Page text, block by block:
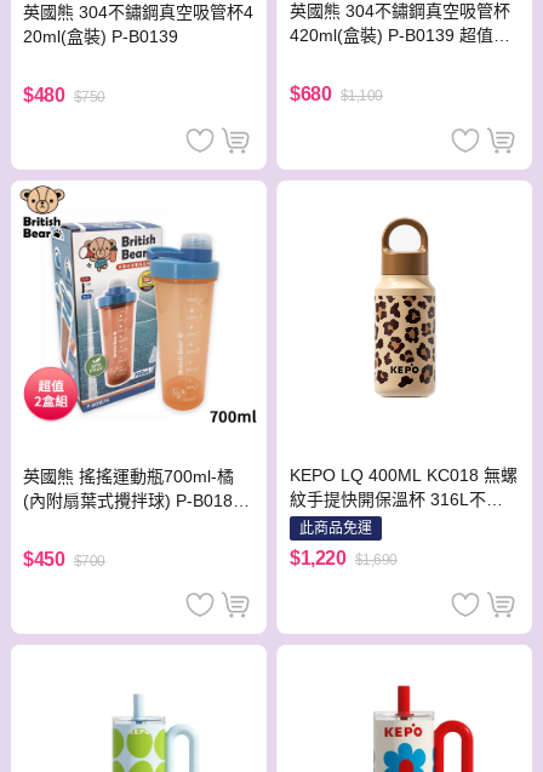
英國熊 304不鏽鋼真空吸管杯4
20ml(盒裝) P-B0139
$480 $750
英國熊 304不鏽鋼真空吸管杯
420ml(盒裝) P-B0139 超值2
$680 $1,100
英國熊 搖搖運動瓶700ml-橘
(內附扇葉式攪拌球) P-B0187
$450 $700
KEPO LQ 400ML KC018 無螺
紋手提快開保溫杯 316L不銹
鋼 潘瑟拉
此商品免運
$1,220 $1,690